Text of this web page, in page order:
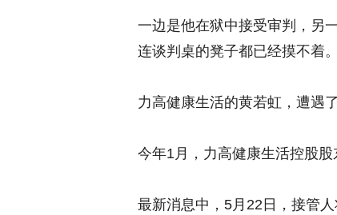
一边是他在狱中接受审判，另
连谈判桌的凳子都已经摸不着。
力高健康生活的黄若虹，遭遇
今年1月，力高健康生活控股股
最新消息中，5月22日，接管